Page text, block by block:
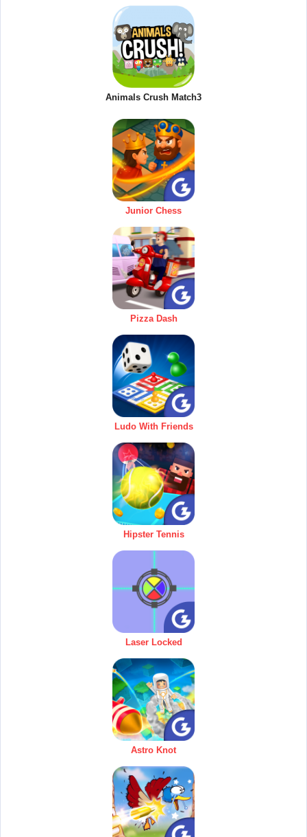
Animals Crush Match3
Junior Chess
Pizza Dash
Ludo With Friends
Hipster Tennis
Laser Locked
Astro Knot